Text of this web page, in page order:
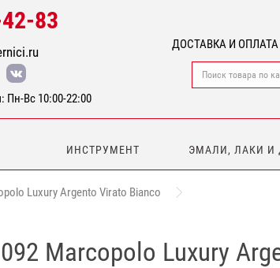
83
Пн-Вс 10:00-22:00
ДОСТАВКА И ОПЛАТА
ИНСТРУМЕНТ ЭМАЛИ, ЛАКИ И
Luxury Argento Virato Bianco
Marcopolo Luxury